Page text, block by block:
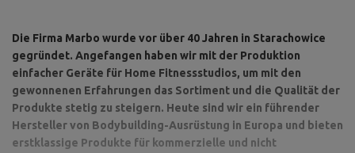
Die Firma Marbo wurde vor über 40 Jahren in Starachowice
gegründet. Angefangen haben wir mit der Produktion
einfacher Geräte für Home Fitnessstudios, um mit den
gewonnenen Erfahrungen das Sortiment und die Qualität der
Produkte stetig zu steigern. Heute sind wir ein führender
Hersteller von Bodybuilding-Ausrüstung in Europa und bieten
erstklassige Produkte für kommerzielle und nicht